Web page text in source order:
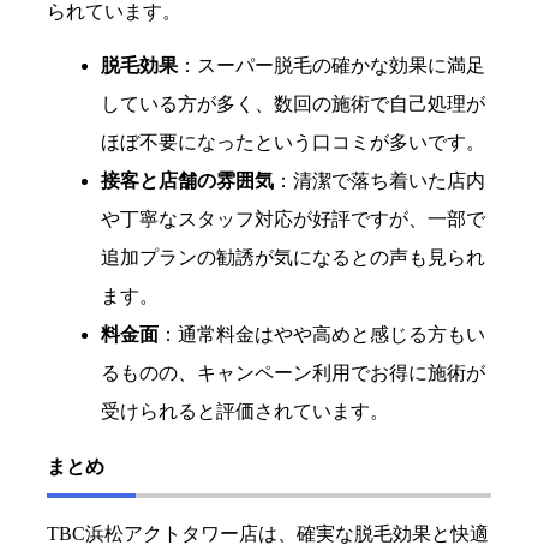
られています。
脱毛効果 ：スーパー脱毛の確かな効果に満足
している方が多く、数回の施術で自己処理が
ほぼ不要になったという口コミが多いです。
接客と店舗の雰囲気 ：清潔で落ち着いた店内
や丁寧なスタッフ対応が好評ですが、一部で
追加プランの勧誘が気になるとの声も見られ
ます。
料金面 ：通常料金はやや高めと感じる方もい
るものの、キャンペーン利用でお得に施術が
受けられると評価されています。
まとめ
TBC浜松アクトタワー店は、確実な脱毛効果と快適